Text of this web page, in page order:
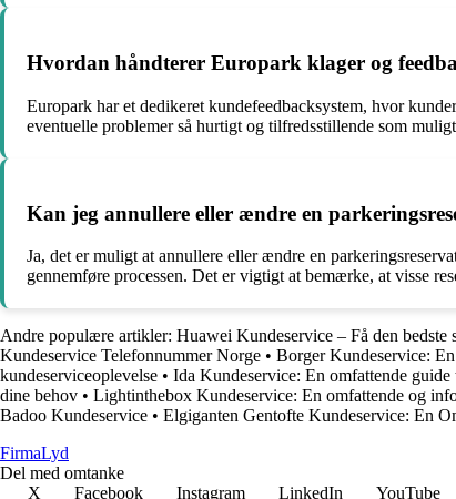
Hvordan håndterer Europark klager og
Europark har et dedikeret kundefeedbacksystem, hvor
eventuelle problemer så hurtigt og tilfredsstillende som
Kan jeg annullere eller ændre en
Ja, det er muligt at annullere eller ændre en
gennemføre processen. Det er vigtigt at bemærke, at visse
Andre populære artikler: Huawei Kundeservice – Få den
Kundeservice Telefonnummer Norge • Borger Kundeservice:
kundeserviceoplevelse • Ida Kundeservice: En omfattende
dine behov • Lightinthebox Kundeservice: En omfattende og
Badoo Kundeservice • Elgiganten Gentofte Kundeservice: En
FirmaLyd
Del med omtanke
X
Facebook Instagram LinkedIn YouTube